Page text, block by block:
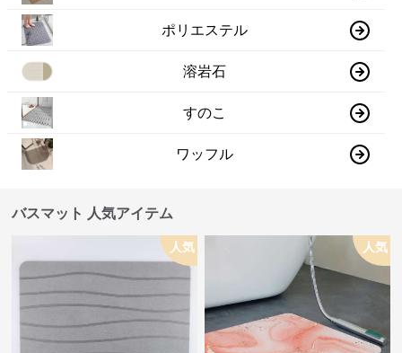
ポリエステル
溶岩石
すのこ
ワッフル
バスマット 人気アイテム
人気 人気